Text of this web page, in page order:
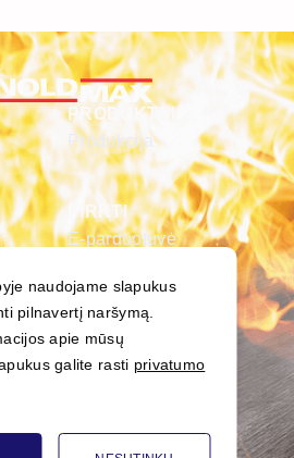
k., Kauno r., Lietuva
PRODUKTAI
Produkcija
PIRKTI
E-parduotuvė
naudojame slapukus
pilnavertį naršymą.
apie mūsų
galite rasti privatumo